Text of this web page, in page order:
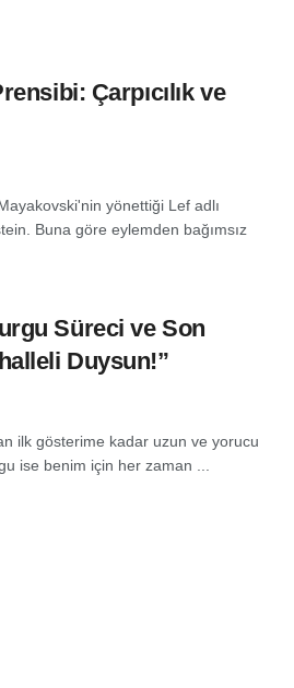
Çarpıcılık ve
yönettiği Lef adlı
Buna göre eylemden bağımsız
Süreci ve Son
Duysun!”
ilk gösterime kadar uzun ve yorucu
ise benim için her zaman ...